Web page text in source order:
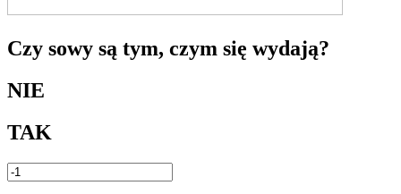
Czy sowy są tym, czym się wydają?
NIE
TAK